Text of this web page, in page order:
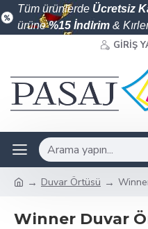
Tüm ürünlerde Ücretsiz
ürüne%15 İndirim &
GIRIŞ
Duvar Örtüsü
Winner Duvar